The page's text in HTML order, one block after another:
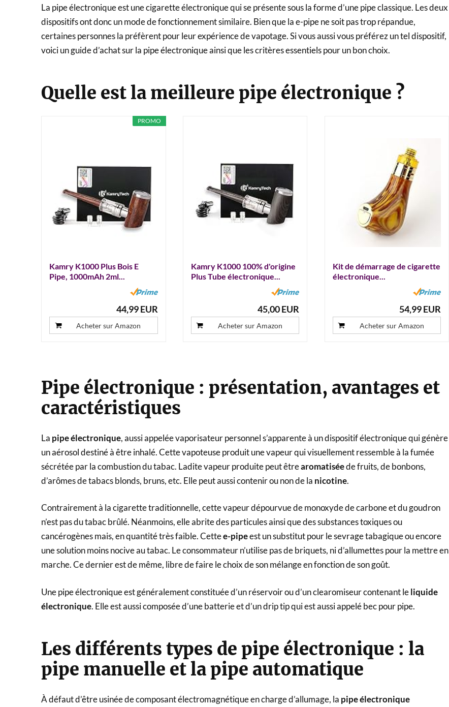
La pipe électronique est une cigarette électronique qui se présente sous la forme d’une pipe classique. Les deux
dispositifs ont donc un mode de fonctionnement similaire. Bien que la e-pipe ne soit pas trop répandue,
certaines personnes la préfèrent pour leur expérience de vapotage. Si vous aussi vous préférez un tel dispositif,
voici un guide d’achat sur la pipe électronique ainsi que les critères essentiels pour un bon choix.
Quelle est la meilleure pipe électronique ?
PROMO
Kamry K1000 Plus Bois E
Pipe, 1000mAh 2ml...
44,99 EUR
Acheter sur Amazon
Kamry K1000 100% d'origine
Plus Tube électronique...
45,00 EUR
Acheter sur Amazon
Kit de démarrage de cigarette
électronique...
54,99 EUR
Acheter sur Amazon
Pipe électronique : présentation, avantages et
caractéristiques
La pipe électronique, aussi appelée vaporisateur personnel s’apparente à un dispositif électronique qui génère
un aérosol destiné à être inhalé. Cette vapoteuse produit une vapeur qui visuellement ressemble à la fumée
sécrétée par la combustion du tabac. Ladite vapeur produite peut êtrearomatiséede fruits, de bonbons,
d’arômes de tabacs blonds, bruns, etc. Elle peut aussi contenir ou non de la nicotine.
Contrairement à la cigarette traditionnelle, cette vapeur dépourvue de monoxyde de carbone et du goudron
n’est pas du tabac brûlé. Néanmoins, elle abrite des particules ainsi que des substances toxiques ou
cancérogènes mais, en quantité très faible. Cettee-pipeest un substitut pour le sevrage tabagique ou encore
une solution moins nocive au tabac. Le consommateur n’utilise pas de briquets, ni d’allumettes pour la mettre en
marche. Ce dernier est de même, libre de faire le choix de son mélange en fonction de son goût.
Une pipe électronique est généralement constituée d’un réservoir ou d’un clearomiseur contenant leliquide
électronique. Elle est aussi composée d’une batterie et d’un drip tip qui est aussi appelé bec pour pipe.
Les différents types de pipe électronique : la
pipe manuelle et la pipe automatique
À défaut d’être usinée de composant électromagnétique en charge d’allumage, la pipe électronique